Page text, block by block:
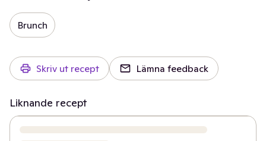
Brunch
Skriv ut recept Lämna feedback
Liknande recept